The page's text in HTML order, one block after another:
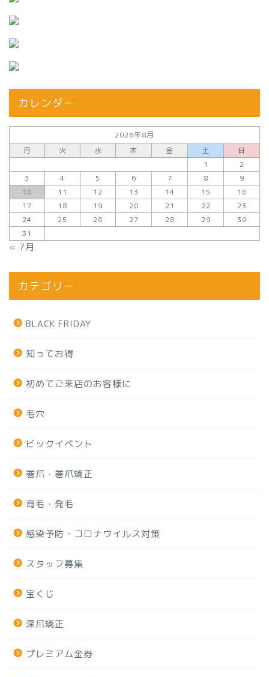
カレンダー
2026年8月
月
火 水 木 金 土
日
1
2
3
4 5 6 7 8
9
10
11 12 13 14 15
16
17
18 19 20 21 22
23
24
25 26 27 28 29
30
31
« 7月
カテゴリー
BLACK FRIDAY
知ってお得
初めてご来店のお客様に
毛穴
ビックイベント
巻爪・巻爪矯正
育毛・発毛
感染予防・コロナウイルス対策
スタッフ募集
宝くじ
深爪矯正
プレミアム金券